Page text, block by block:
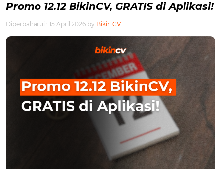
Promo 12.12 BikinCV, GRATIS di Aplikasi!
Diperbaharui : 15 April 2026 by Bikin CV